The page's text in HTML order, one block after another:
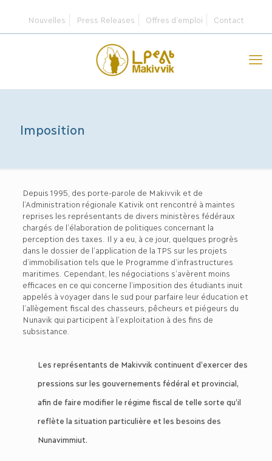
Nouvelles Press Releases Offres d’emploi Contact
Imposition
Depuis 1995, des porte-parole de Makivvik et de
l’Administration régionale Kativik ont rencontré à maintes
reprises les représentants de divers ministères fédéraux
chargés de l’élaboration de politiques concernant la
perception des taxes. Il y a eu, à ce jour, quelques progrès
dans le dossier de l’application de la TPS sur les projets
d’immobilisation tels que le Programme d’infrastructures
maritimes. Cependant, les négociations s’avèrent moins
efficaces en ce qui concerne l’imposition des étudiants inuit
appelés à voyager dans le sud pour parfaire leur éducation et
l’allègement fiscal des chasseurs, pêcheurs et piégeurs du
Nunavik qui participent à l’exploitation à des fins de
subsistance.
Les représentants de Makivvik continuent d’exercer des
pressions sur les gouvernements fédéral et provincial,
afin de faire modifier le régime fiscal de telle sorte qu’il
reflète la situation particulière et les besoins des
Nunavimmiut.